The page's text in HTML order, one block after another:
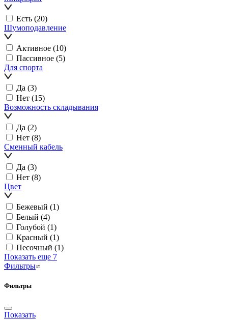
Есть (20)
Шумоподавление
Активное (10)
Пассивное (5)
Для спорта
Да (3)
Нет (15)
Возможность складывания
Да (2)
Нет (8)
Сменный кабель
Да (3)
Нет (8)
Цвет
Бежевый (1)
Белый (4)
Голубой (1)
Красный (1)
Песочный (1)
Показать еще 7
Фильтры
Фильтры
Показать